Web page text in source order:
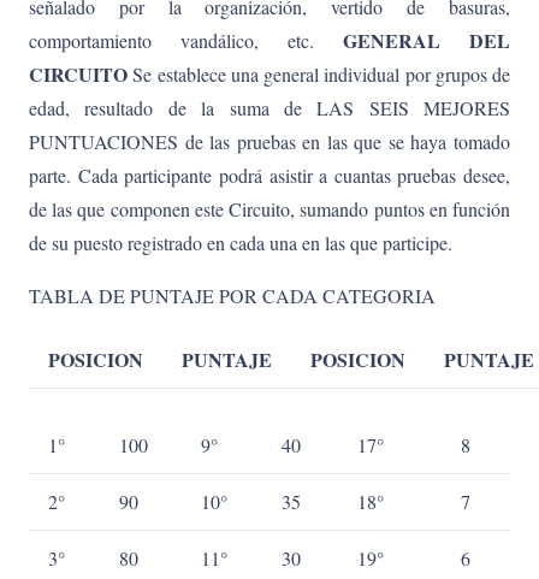
señalado por la organización, vertido de basuras,
comportamiento vandálico, etc. GENERAL DEL
CIRCUITOSe establece una general individual por grupos de
edad, resultado de la suma de LAS SEIS MEJORES
PUNTUACIONES de las pruebas en las que se haya tomado
parte. Cada participante podrá asistir a cuantas pruebas desee,
de las que componen este Circuito, sumando puntos en función
de su puesto registrado en cada una en las que participe.
TABLA DE PUNTAJE POR CADA CATEGORIA
POSICION PUNTAJE POSICION PUNTAJE
1° 100 9° 40 17° 8
2° 90 10° 35 18° 7
3° 80 11° 30 19° 6